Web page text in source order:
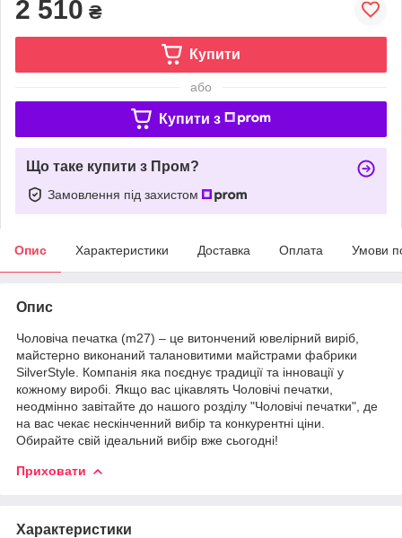
2 510 ₴
Купити
або
Купити з
Що таке купити з Пром?
Замовлення під захистом
Опис Характеристики Доставка Оплата Умови
Опис
Чоловіча печатка (m27) – це витончений ювелірний виріб,
майстерно виконаний талановитими майстрами фабрики
SilverStyle. Компанія яка поєднує традиції та інновації у
кожному виробі. Якщо вас цікавлять Чоловічі печатки,
неодмінно завітайте до нашого розділу "Чоловічі печатки", де
на вас чекає нескінченний вибір та конкурентні ціни.
Обирайте свій ідеальний вибір вже сьогодні!
Приховати
Характеристики